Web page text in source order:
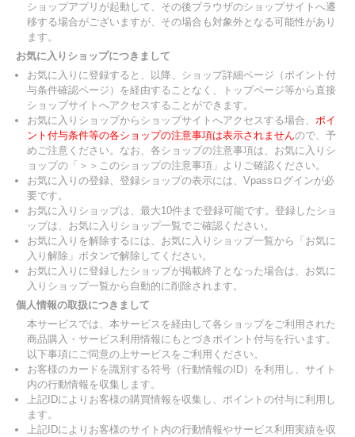
ショップアプリが起動して、その後ブラウザのショップサイトへ遷
移する場合がございますが、その場合も対象外となる可能性があり
ます。
お気に入りショップにつきまして
お気に入りに登録すると、以降、ショップ詳細ページ（ポイント付
与条件確認ページ）を経由することなく、トップページ等から直接
ショップサイトへアクセスすることができます。
お気に入りショップからショップサイトへアクセスする場合、 ポイ
ント付与条件等の各ショップの注意事項は表示されませんので、予
めご注意ください。なお、各ショップの注意事項は、お気に入りシ
ョップの「＞＞このショップの注意事項」よりご確認ください。
お気に入りの登録、登録ショップの表示には、Vpassログインが必
要です。
お気に入りショップは、最大10件まで登録可能です。登録したショ
ップは、お気に入りショップ一覧でご確認ください。
お気に入りを解除するには、お気に入りショップ一覧から「お気に
入り解除」ボタンで解除してください。
お気に入りに登録したショップが掲載終了となった場合は、お気に
入りショップ一覧から自動的に削除されます。
個人情報の取扱につきまして
本サービスでは、本サービスを経由して各ショップをご利用された
商品購入・サービス利用情報にもとづきポイント付与を行います。
以下事項にご同意の上サービスをご利用ください。
お客様のカードを識別する符号（行動情報のID）を利用し、サイト
内の行動情報を収集します。
上記IDによりお客様の購買情報を収集し、ポイントの付与に利用し
ます。
上記IDによりお客様のサイト内の行動情報やサービス利用実績を収